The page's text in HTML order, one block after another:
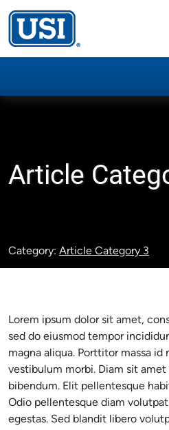
Article
Category: Article Category 3
Lorem ipsum dolor sit amet,
sed do eiusmod tempor
magna aliqua. Porttitor massa id
vestibulum morbi. Diam sit
bibendum. Elit pellentesque
Odio pellentesque diam
egestas. Sed blandit libero